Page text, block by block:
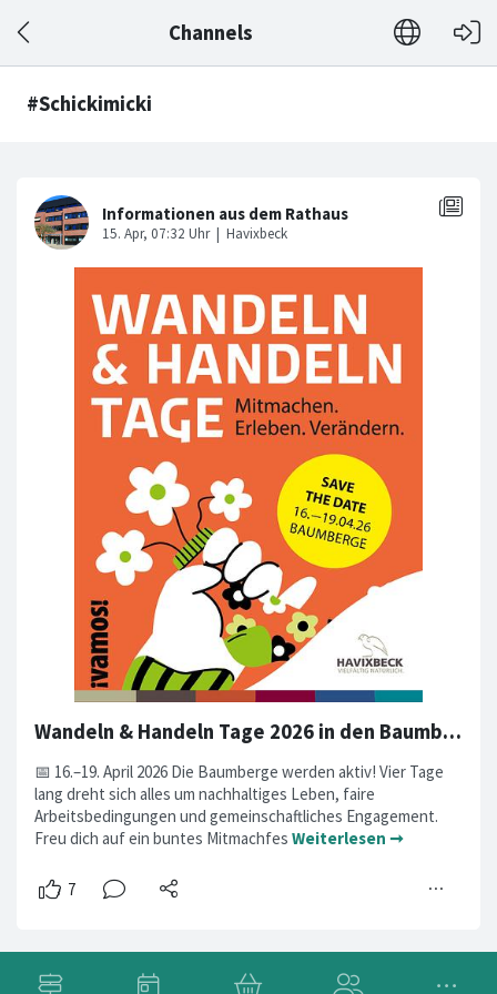
Channels
#Schickimicki
Wandeln & Handeln Tage 2026 in den Baumbergen
📅 16.–19. April 2026 Die Baumberge werden aktiv! Vier Tage
lang dreht sich alles um nachhaltiges Leben, faire
Arbeitsbedingungen und gemeinschaftliches Engagement.
Freu dich auf ein buntes Mitmachfes Weiterlesen ➞